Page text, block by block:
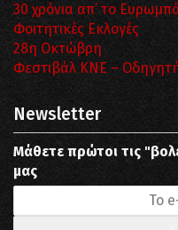
30 χρόνια απ’ το
Φοιτητικές Εκλογές
28η Οκτώβρη
Φεστιβάλ ΚΝΕ –
Newsletter
Μάθετε πρώτοι τις
μας